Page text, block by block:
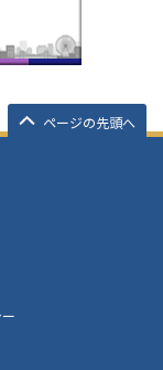
ページの先頭へ